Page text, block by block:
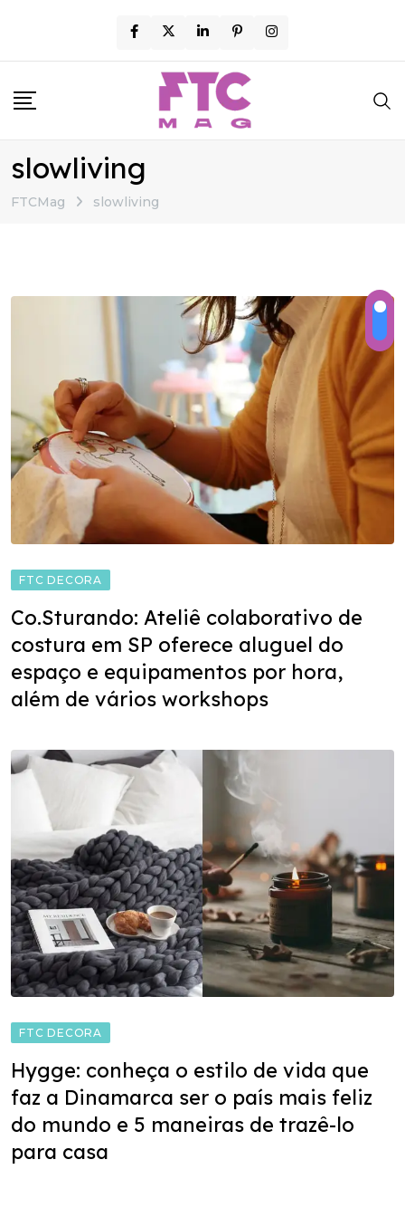
content
slowliving
FTCMag slowliving
FTC DECORA
Co.Sturando: Ateliê colaborativo de
costura em SP oferece aluguel do
espaço e equipamentos por hora,
além de vários workshops
FTC DECORA
Hygge: conheça o estilo de vida que
faz a Dinamarca ser o país mais feliz
do mundo e 5 maneiras de trazê-lo
para casa